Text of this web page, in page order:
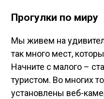
Прогулки по миру
Мы живем на
так много мест,
Начните с малого –
туристом. Во многих
установлены веб-